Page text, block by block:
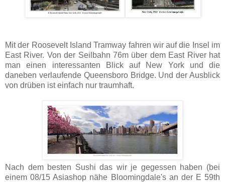
Mit der Roosevelt Island Tramway fahren wir auf die Insel im
East River. Von der Seilbahn 76m über dem East River hat
man einen interessanten Blick auf New York und die
daneben verlaufende Queensboro Bridge. Und der Ausblick
von drüben ist einfach nur traumhaft.
Nach dem besten Sushi das wir je gegessen haben (bei
einem 08/15 Asiashop nähe Bloomingdale's an der E 59th